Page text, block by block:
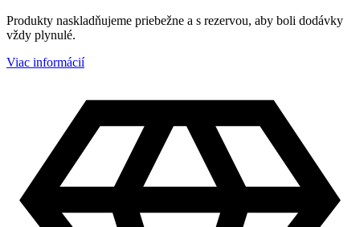
Produkty naskladňujeme priebežne a s rezervou, aby boli dodávky
vždy plynulé.
Viac informácií